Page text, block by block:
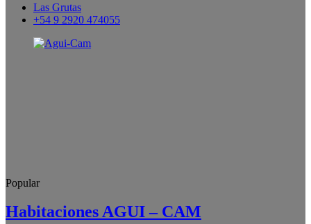
Las Grutas
+54 9 2920 474055
Popular
Habitaciones AGUI – CAM